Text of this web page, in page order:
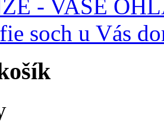
- VAŠE
soch u Vás